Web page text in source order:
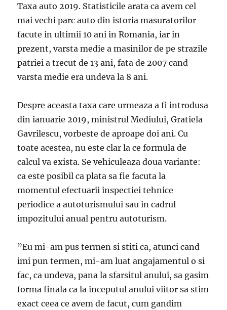
Taxa auto 2019. Statisticile arata ca avem cel
mai vechi parc auto din istoria masuratorilor
facute in ultimii 10 ani in Romania, iar in
prezent, varsta medie a masinilor de pe strazile
patriei a trecut de 13 ani, fata de 2007 cand
varsta medie era undeva la 8 ani.
Despre aceasta taxa care urmeaza a fi introdusa
din ianuarie 2019, ministrul Mediului, Gratiela
Gavrilescu, vorbeste de aproape doi ani. Cu
toate acestea, nu este clar la ce formula de
calcul va exista. Se vehiculeaza doua variante:
ca este posibil ca plata sa fie facuta la
momentul efectuarii inspectiei tehnice
periodice a autoturismului sau in cadrul
impozitului anual pentru autoturism.
”Eu mi-am pus termen si stiti ca, atunci cand
imi pun termen, mi-am luat angajamentul o si
fac, ca undeva, pana la sfarsitul anului, sa gasim
forma finala ca la inceputul anului viitor sa stim
exact ceea ce avem de facut, cum gandim